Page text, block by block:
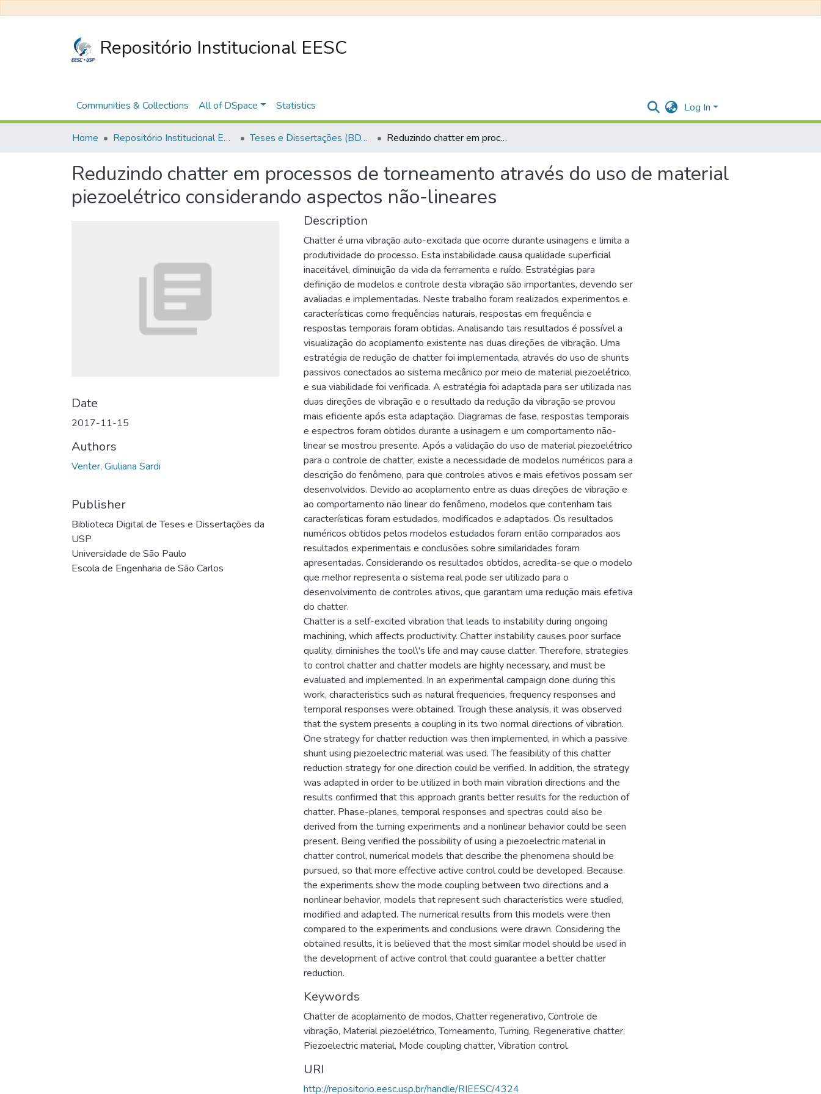
Repositório Institucional EESC
Communities & Collections All of DSpace Statistics Log In
Home Repositório Institucional EESC Teses e Dissertações (BDTD USP) Reduzindo chatter em processos de torneamento através do uso de material piezoelétrico considerando aspectos não-lineares
Reduzindo chatter em processos de torneamento através do uso de material
piezoelétrico considerando aspectos não-lineares
Date
2017-11-15
Authors
Venter, Giuliana Sardi
Publisher
Biblioteca Digital de Teses e Dissertações da
USP
Universidade de São Paulo
Escola de Engenharia de São Carlos
Description
Chatter é uma vibração auto-excitada que ocorre durante usinagens e limita a
produtividade do processo. Esta instabilidade causa qualidade superficial
inaceitável, diminuição da vida da ferramenta e ruído. Estratégias para
definição de modelos e controle desta vibração são importantes, devendo ser
avaliadas e implementadas. Neste trabalho foram realizados experimentos e
características como frequências naturais, respostas em frequência e
respostas temporais foram obtidas. Analisando tais resultados é possível a
visualização do acoplamento existente nas duas direções de vibração. Uma
estratégia de redução de chatter foi implementada, através do uso de shunts
passivos conectados ao sistema mecânico por meio de material piezoelétrico,
e sua viabilidade foi verificada. A estratégia foi adaptada para ser utilizada nas
duas direções de vibração e o resultado da redução da vibração se provou
mais eficiente após esta adaptação. Diagramas de fase, respostas temporais
e espectros foram obtidos durante a usinagem e um comportamento não-
linear se mostrou presente. Após a validação do uso de material piezoelétrico
para o controle de chatter, existe a necessidade de modelos numéricos para a
descrição do fenômeno, para que controles ativos e mais efetivos possam ser
desenvolvidos. Devido ao acoplamento entre as duas direções de vibração e
ao comportamento não linear do fenômeno, modelos que contenham tais
características foram estudados, modificados e adaptados. Os resultados
numéricos obtidos pelos modelos estudados foram então comparados aos
resultados experimentais e conclusões sobre similaridades foram
apresentadas. Considerando os resultados obtidos, acredita-se que o modelo
que melhor representa o sistema real pode ser utilizado para o
desenvolvimento de controles ativos, que garantam uma redução mais efetiva
do chatter.
Chatter is a self-excited vibration that leads to instability during ongoing
machining, which affects productivity. Chatter instability causes poor surface
quality, diminishes the tool\'s life and may cause clatter. Therefore, strategies
to control chatter and chatter models are highly necessary, and must be
evaluated and implemented. In an experimental campaign done during this
work, characteristics such as natural frequencies, frequency responses and
temporal responses were obtained. Trough these analysis, it was observed
that the system presents a coupling in its two normal directions of vibration.
One strategy for chatter reduction was then implemented, in which a passive
shunt using piezoelectric material was used. The feasibility of this chatter
reduction strategy for one direction could be verified. In addition, the strategy
was adapted in order to be utilized in both main vibration directions and the
results confirmed that this approach grants better results for the reduction of
chatter. Phase-planes, temporal responses and spectras could also be
derived from the turning experiments and a nonlinear behavior could be seen
present. Being verified the possibility of using a piezoelectric material in
chatter control, numerical models that describe the phenomena should be
pursued, so that more effective active control could be developed. Because
the experiments show the mode coupling between two directions and a
nonlinear behavior, models that represent such characteristics were studied,
modified and adapted. The numerical results from this models were then
compared to the experiments and conclusions were drawn. Considering the
obtained results, it is believed that the most similar model should be used in
the development of active control that could guarantee a better chatter
reduction.
Keywords
Chatter de acoplamento de modos, Chatter regenerativo, Controle de
vibração, Material piezoelétrico,Torneamento,Turning, Regenerative chatter,
Piezoelectric material, Mode coupling chatter, Vibration control
URI
http://repositorio.eesc.usp.br/handle/RIEESC/4324